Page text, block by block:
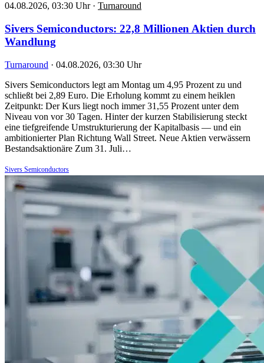
04.08.2026, 03:30 Uhr · Turnaround
Sivers Semiconductors: 22,8 Millionen Aktien durch
Wandlung
Turnaround · 04.08.2026, 03:30 Uhr
Sivers Semiconductors legt am Montag um 4,95 Prozent zu und
schließt bei 2,89 Euro. Die Erholung kommt zu einem heiklen
Zeitpunkt: Der Kurs liegt noch immer 31,55 Prozent unter dem
Niveau von vor 30 Tagen. Hinter der kurzen Stabilisierung steckt
eine tiefgreifende Umstrukturierung der Kapitalbasis — und ein
ambitionierter Plan Richtung Wall Street. Neue Aktien verwässern
Bestandsaktionäre Zum 31. Juli…
Sivers Semiconductors